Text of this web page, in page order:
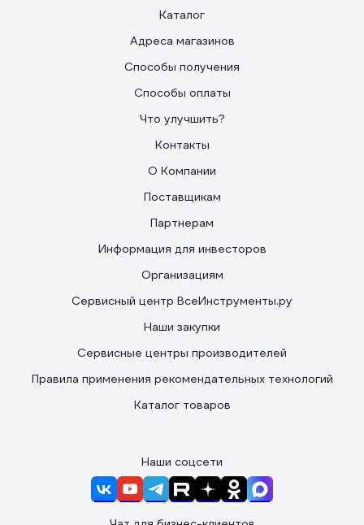
Каталог
Адреса магазинов
Способы получения
Способы оплаты
Что улучшить?
Контакты
О Компании
Поставщикам
Партнерам
Информация для инвесторов
Организациям
Сервисный центр ВсеИнструменты.ру
Наши закупки
Сервисные центры производителей
Правила применения рекомендательных технологий
Каталог товаров
Наши соцсети